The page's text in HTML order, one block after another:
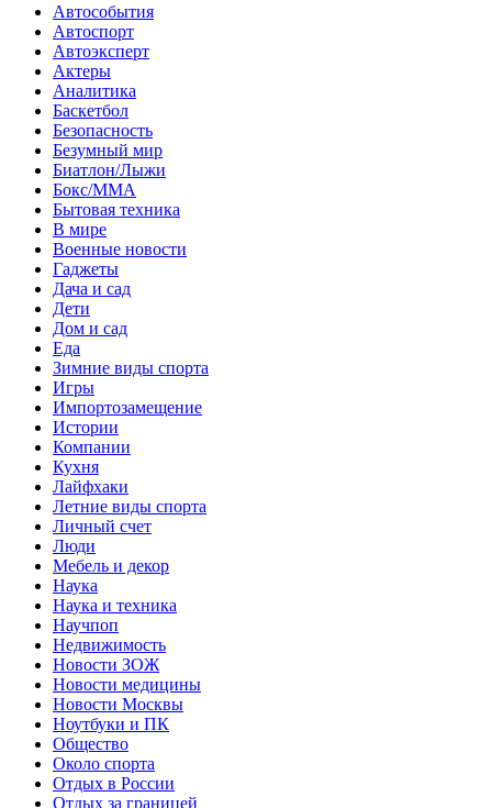
Автособытия
Автоспорт
Автоэксперт
Актеры
Аналитика
Баскетбол
Безопасность
Безумный мир
Биатлон/Лыжи
Бокс/MMA
Бытовая техника
В мире
Военные новости
Гаджеты
Дача и сад
Дети
Дом и сад
Еда
Зимние виды спорта
Игры
Импортозамещение
Истории
Компании
Кухня
Лайфхаки
Летние виды спорта
Личный счет
Люди
Мебель и декор
Наука
Наука и техника
Научпоп
Недвижимость
Новости ЗОЖ
Новости медицины
Новости Москвы
Ноутбуки и ПК
Общество
Около спорта
Отдых в России
Отдых за границей